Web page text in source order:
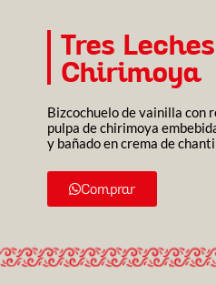
Tres
Chirimoya
Bizcochuelo de vainilla con
pulpa de chirimoya
y bañado en crema de
Comprar